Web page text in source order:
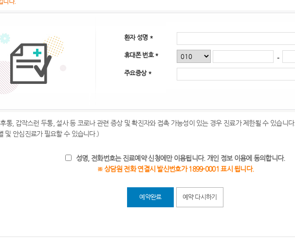
환자 성명 *
휴대폰 번호 * -
주요증상 *
통, 갑작스런 두통, 설사 등 코로나 관련 증상 및 확진자와 접촉 가능성이 있는 경우 진료가 제한될 수 있습니다.
및 안심진료가 필요할 수 있습니다.)
성명, 전화번호는 진료예약 신청에만 이용됩니다. 개인 정보 이용에 동의합니다.
※ 상담원 전화 연결시 발신번호가 1899-0001 표시 됩니다.
예약완료 예약 다시하기